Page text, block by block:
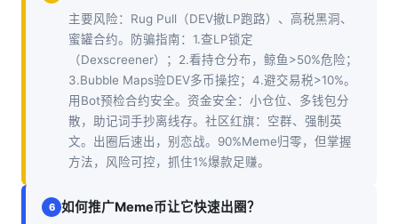
主要风险：Rug Pull（DEV撤LP跑路）、高税黑洞、
蜜罐合约。防骗指南：1.查LP锁定
（Dexscreener）；2.看持仓分布，鲸鱼>50%危险；
3.Bubble Maps验DEV多币操控；4.避交易税>10%。
用Bot预检合约安全。资金安全：小仓位、多钱包分
散，助记词手抄离线存。社区红旗：空群、强制英
文。出圈后速出，别恋战。90%Meme归零，但掌握
方法，风险可控，抓住1%爆款足赚。
6 如何推广Meme币让它快速出圈？